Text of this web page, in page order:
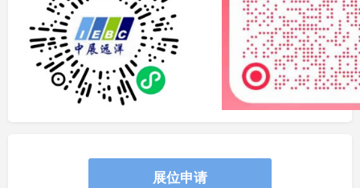
展位申请